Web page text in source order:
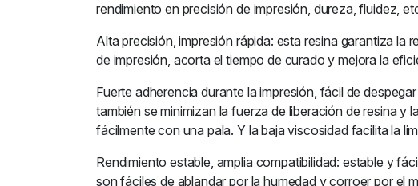
rendimiento en precisión de impresión, dureza, fluidez,
Alta precisión, impresión rápida: esta resina garantiza
de impresión, acorta el tiempo de curado y mejora la
Fuerte adherencia durante la impresión, fácil de
también se minimizan la fuerza de liberación de resina
fácilmente con una pala. Y la baja viscosidad facilita la
Rendimiento estable, amplia compatibilidad: estable y
son fáciles de ablandar por la humedad y corroer por el